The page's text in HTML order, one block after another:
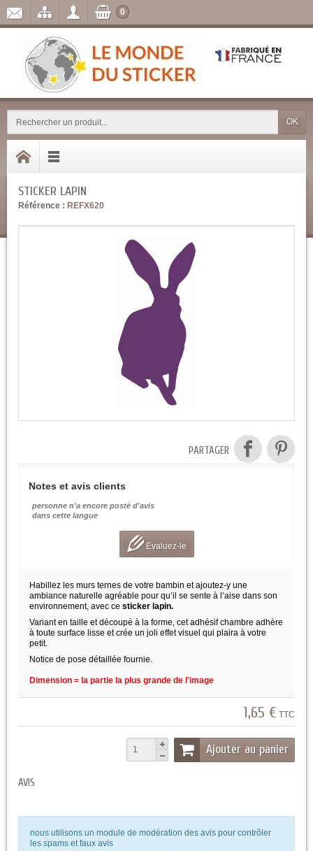
OK
0
STICKER LAPIN
Référence : REFX620
PARTAGER
Notes et avis clients
personne n'a encore posté d'avis
dans cette langue
Evaluez-le
Habillez les murs ternes de votre bambin et ajoutez-y une
ambiance naturelle agréable pour qu’il se sente à l’aise dans son
environnement, avec ce sticker lapin.
Variant en taille et découpé à la forme, cet adhésif chambre adhère
à toute surface lisse et crée un joli effet visuel qui plaira à votre
petit.
Notice de pose détaillée fournie.
Dimension = la partie la plus grande de l'image
1,65 € TTC
Ajouter au panier
AVIS
nous utilisons un module de modération des avis pour contrôler
les spams et faux avis